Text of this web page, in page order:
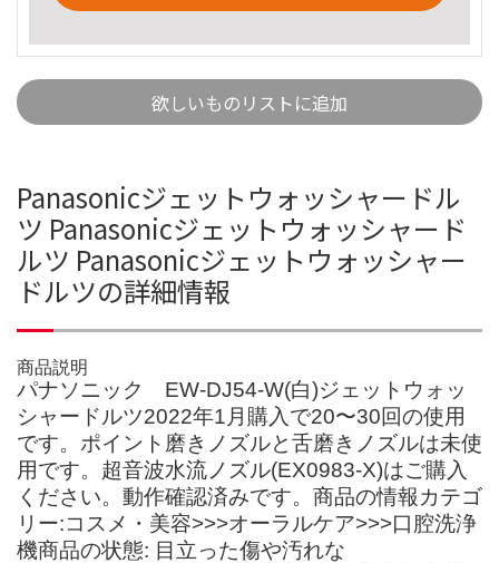
欲しいものリストに追加
Panasonicジェットウォッシャードル
ツ Panasonicジェットウォッシャード
ルツ Panasonicジェットウォッシャー
ドルツの詳細情報
商品説明
パナソニック EW-DJ54-W(白)ジェットウォッ
シャードルツ2022年1月購入で20〜30回の使用
です。ポイント磨きノズルと舌磨きノズルは未使
用です。超音波水流ノズル(EX0983-X)はご購入
ください。動作確認済みです。商品の情報カテゴ
リー:コスメ・美容>>>オーラルケア>>>口腔洗浄
機商品の状態: 目立った傷や汚れな